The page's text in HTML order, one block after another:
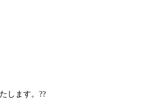
します。??